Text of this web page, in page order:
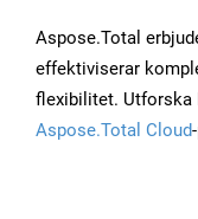
Aspose.Total
effektiviserar
flexibilitet. Utforska
Aspose.Total Cloud